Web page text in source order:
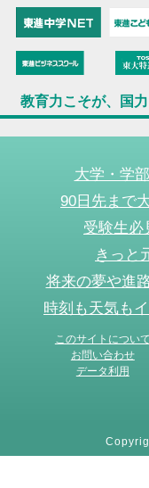
教育力こそが、国力
大学・学
90日先まで
受験生必
きっと
将来の夢や進
時刻も天気も
このサイトについて
お問い合わせ
データ利用